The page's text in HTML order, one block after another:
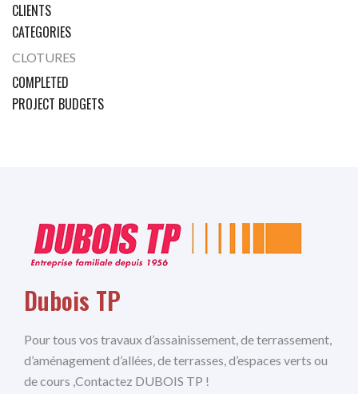
CLIENTS
CATEGORIES
CLOTURES
COMPLETED
PROJECT BUDGETS
Dubois TP
Pour tous vos travaux d’assainissement, de terrassement,
d’aménagement d’allées, de terrasses, d’espaces verts ou
de cours ,Contactez DUBOIS TP !